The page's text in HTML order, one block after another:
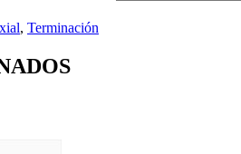
, Terminación